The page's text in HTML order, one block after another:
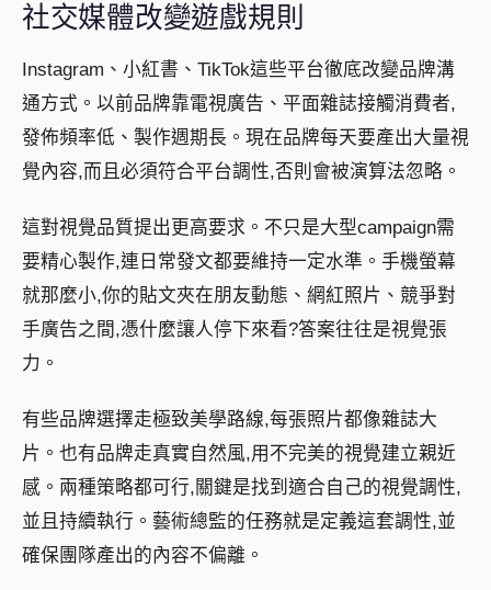
社交媒體改變遊戲規則
Instagram、小紅書、TikTok這些平台徹底改變品牌溝
通方式。以前品牌靠電視廣告、平面雜誌接觸消費者,
發佈頻率低、製作週期長。現在品牌每天要產出大量視
覺內容,而且必須符合平台調性,否則會被演算法忽略。
這對視覺品質提出更高要求。不只是大型campaign需
要精心製作,連日常發文都要維持一定水準。手機螢幕
就那麼小,你的貼文夾在朋友動態、網紅照片、競爭對
手廣告之間,憑什麼讓人停下來看?答案往往是視覺張
力。
有些品牌選擇走極致美學路線,每張照片都像雜誌大
片。也有品牌走真實自然風,用不完美的視覺建立親近
感。兩種策略都可行,關鍵是找到適合自己的視覺調性,
並且持續執行。藝術總監的任務就是定義這套調性,並
確保團隊產出的內容不偏離。